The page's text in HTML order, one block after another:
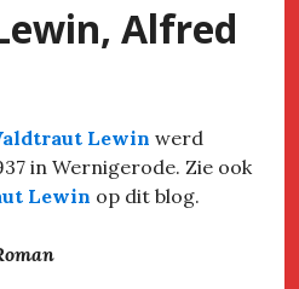
Alfred
Lewin werd
in Wernigerode. Zie ook
Lewin op dit blog.